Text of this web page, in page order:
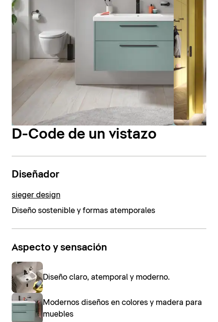
D-Code de un vistazo
Diseñador
sieger design
Diseño sostenible y formas atemporales
Aspecto y sensación
Diseño claro, atemporal y moderno.
Modernos diseños en colores y madera para
muebles